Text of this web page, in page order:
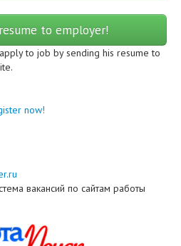
to employer!
to job by sending his resume to
now!
вакансий по сайтам работы